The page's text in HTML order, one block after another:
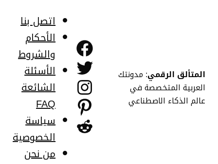
المتألق الرقمي: مدونتك
العربية المتخصصة في
عالم الذكاء الاصطناعي
فيسبوك
تويتر
إنستجرام
بينتريست
ريديت
اتصل بنا
الأحكام
والشروط
الأسئلة
الشائعة
FAQ
سياسة
الخصوصية
من نحن